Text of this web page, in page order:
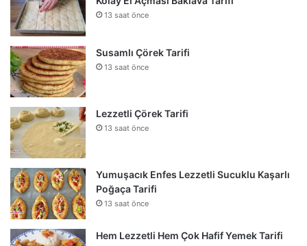
13 saat önce
Susamlı Çörek Tarifi
13 saat önce
Lezzetli Çörek Tarifi
13 saat önce
Yumuşacık Enfes Lezzetli Sucuklu Kaşarlı
Poğaça Tarifi
13 saat önce
Hem Lezzetli Hem Çok Hafif Yemek Tarifi